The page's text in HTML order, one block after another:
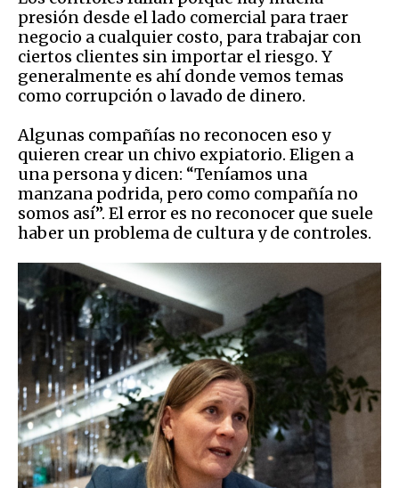
presión desde el lado comercial para traer
negocio a cualquier costo, para trabajar con
ciertos clientes sin importar el riesgo. Y
generalmente es ahí donde vemos temas
como corrupción o lavado de dinero.
Algunas compañías no reconocen eso y
quieren crear un chivo expiatorio. Eligen a
una persona y dicen: “Teníamos una
manzana podrida, pero como compañía no
somos así”. El error es no reconocer que suele
haber un problema de cultura y de controles.